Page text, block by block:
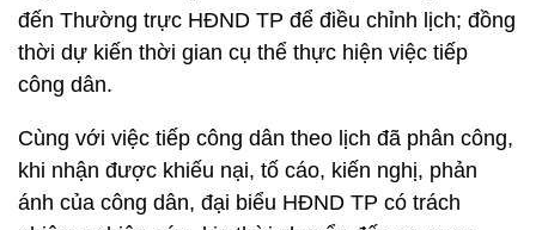
đến Thường trực HĐND TP để điều chỉnh lịch; đồng
thời dự kiến thời gian cụ thể thực hiện việc tiếp
công dân.
Cùng với việc tiếp công dân theo lịch đã phân công,
khi nhận được khiếu nại, tố cáo, kiến nghị, phản
ánh của công dân, đại biểu HĐND TP có trách